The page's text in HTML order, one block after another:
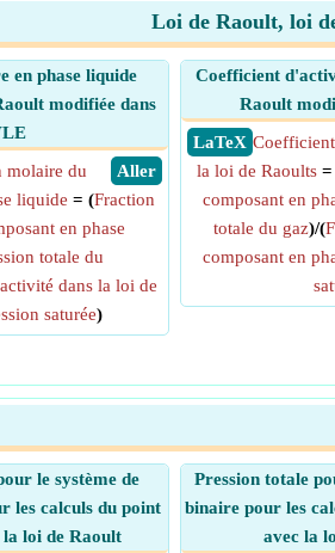
Loi de Raoult, loi
en phase liquide
modifiée dans
​ Aller
molaire du
liquide = (Fraction
en phase
totale du
dans la loi de
saturée)
Coefficient
Raoult
​ LaTeX
la loi de Raoults=
composant en
totale du gaz)/(
composant en
le système de
les calculs du point
la loi de Raoult
Pression totale
binaire pour les
avec la